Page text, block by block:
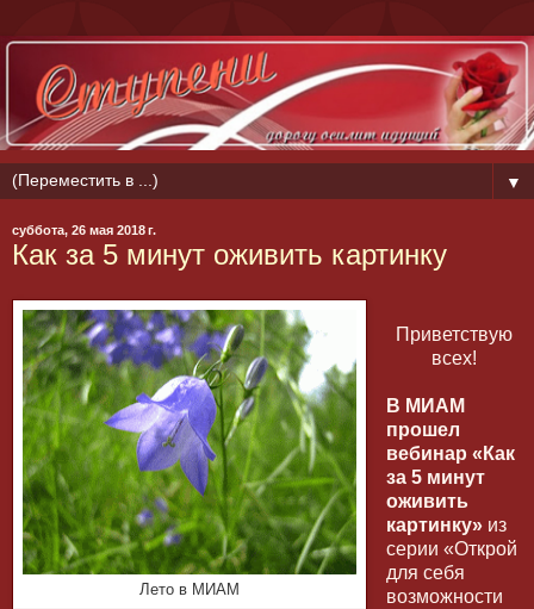
▼
суббота, 26 мая 2018 г.
Как за 5 минут оживить картинку
Лето в МИАМ
Приветствую
всех!
В МИАМ
прошел
вебинар «Как
за 5 минут
оживить
картинку»из
серии «Открой
для себя
возможности